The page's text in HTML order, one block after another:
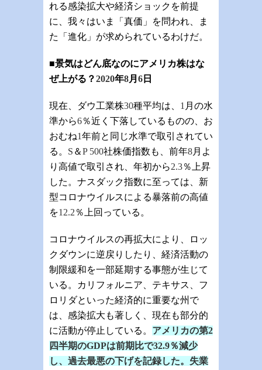
れる感染拡大や経済ショックを前提
に、我々はいま「真価」を問われ、ま
た「進化」が求められているわけだ。
■景気はどん底なのにアメリカ株はな
ぜ上がる？2020年8月 6 日
現在、ダウ工業株30種平均は、 1 月の水
準から6％近く下落しているものの、お
おむね1年前と同じ水準で取引されてい
る。 S ＆P 500社株価指数も、前年8月よ
り高値で取引され、年初から2.3％上昇
した。ナスダック指数に至っては、新
型コロナウイルスによる暴落前の高値
を12.2 ％上回っている。
コロナウイルスの再拡大により、ロッ
クダウンに逆戻りしたり、経済活動の
制限緩和を一部延期する事態が生じて
いる。カリフォルニア、テキサス、フ
ロリダといった経済的に重要な州で
は、感染拡大も著しく、現在も部分的
に活動が停止している。 アメリカの第2
四半期のGDPは前期比で32.9％減少
し、過去最悪の下げを記録した。失業